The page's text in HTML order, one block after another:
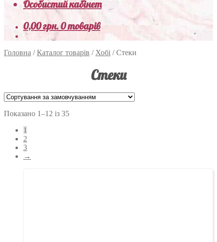
Особистий кабінет
0,00грн.0 товарів
Головна /Каталог товарів / Хобі /Стеки
Стеки
Показано 1–12 із 35
1
2
3
→